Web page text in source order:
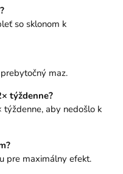
so sklonom k
maz.
týždenne?
týždenne, aby nedošlo k
pre maximálny efekt.